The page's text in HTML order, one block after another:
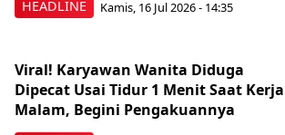
HEADLINE Kamis, 16 Jul 2026 - 14:35
Viral! Karyawan Wanita Diduga
Dipecat Usai Tidur 1 Menit Saat Kerja
Malam, Begini Pengakuannya